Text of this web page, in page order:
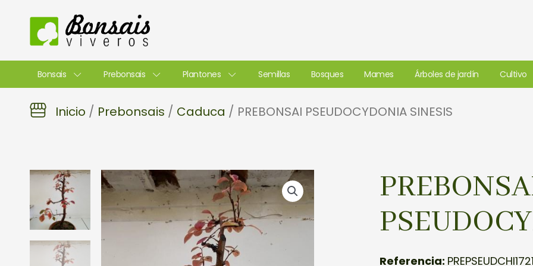
contenido
Bonsais Prebonsais Plantones Semillas Bosques Mames Árboles de jardín Cultivo
Inicio / Prebonsais / Caduca / PREBONSAI PSEUDOCYDONIA SINESIS
Referencia: